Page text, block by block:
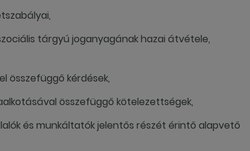
tárgyú joganyagának hazai átvétele,
összefüggő kérdések,
összefüggő kötelezettségek,
és munkáltatók jelentős részét érintő alapvető